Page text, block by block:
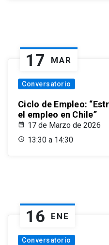
17 MAR
Conversatorio
Ciclo de Empleo:
el empleo en Chile”
17 de Marzo de 2026
13:30 a 14:30
16 ENE
Conversatorio